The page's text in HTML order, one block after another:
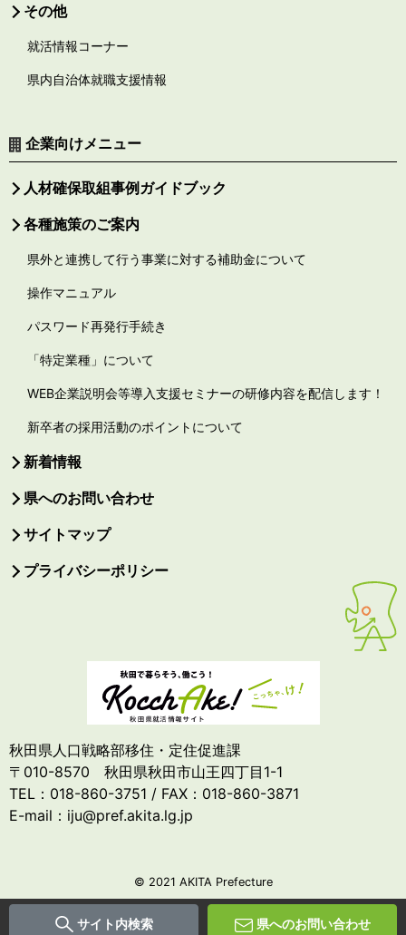
サイト内検索 県へのお問い合わせ
その他
就活情報コーナー
県内自治体就職支援情報
企業向けメニュー
人材確保取組事例ガイドブック
各種施策のご案内
県外と連携して行う事業に対する補助金について
操作マニュアル
パスワード再発行手続き
「特定業種」について
WEB企業説明会等導入支援セミナーの研修内容を配信します！
新卒者の採用活動のポイントについて
新着情報
県へのお問い合わせ
サイトマップ
プライバシーポリシー
秋田県人口戦略部移住・定住促進課
〒010-8570 秋田県秋田市山王四丁目1-1
TEL：018-860-3751 / FAX：018-860-3871
E-mail：iju@pref.akita.lg.jp
© 2021 AKITA Prefecture